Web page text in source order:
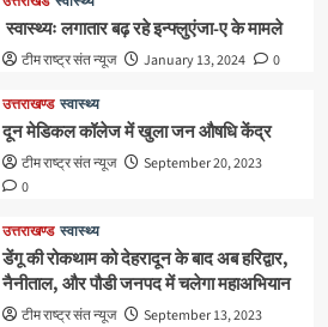
स्वास्थ्यः लगातार बढ़ रहे इन्फ्लुएंजा-ए के मामले
टीम राष्ट्र संत न्यूज January 13, 2024 0
उत्तराखण्ड स्वास्थ्य
दून मेडिकल कॉलेज में खुला जन औषधि केंद्र
टीम राष्ट्र संत न्यूज
September 20, 2023
0
उत्तराखण्ड स्वास्थ्य
डेंगू की रोकथाम को देहरादून के बाद अब हरिद्वार,
नैनीताल, और पौडी जनपद में चलेगा महाअभियान
टीम राष्ट्र संत न्यूज
September 13, 2023